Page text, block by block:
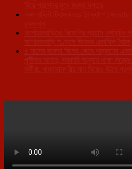
নিয়ে প্রশ্নের মুখে মৎস্য দপ্তর
নবম বাহিনী টিএসআরের উদ্যোগে
রক্তদান
আশারামবাড়িতে বিজেপির প্রয়াস কর্মসূচির
আশারামবাড়ি মণ্ডলে দিনভর একাধিক বৈঠক
৫ মাসের বকেয়া বিলের জেরে সাব্রুমের
পুষ্টিকর আহার, সরকারি অনুদান থাকা
কর্মীরা, খাদ্যসামগ্রীর মান নিয়েও উঠল